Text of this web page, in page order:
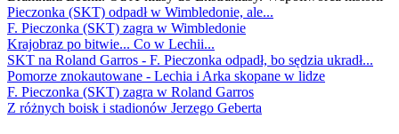
Pieczonka (SKT) odpadł w Wimbledonie, ale...
F. Pieczonka (SKT) zagra w Wimbledonie
Krajobraz po bitwie... Co w Lechii...
SKT na Roland Garros - F. Pieczonka odpadł, bo sędzia ukradł...
Pomorze znokautowane - Lechia i Arka skopane w lidze
F. Pieczonka (SKT) zagra w Roland Garros
Z różnych boisk i stadionów Jerzego Geberta